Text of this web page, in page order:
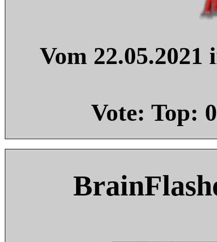
Vom
Vote: Top: 0